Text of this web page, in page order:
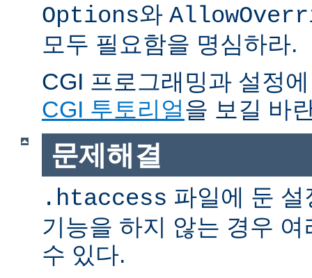
Options와
모두 필요함을 명심하라.
CGI 프로그래밍과 설정
CGI 투토리얼을 보길 바
문제해결
.htaccess 파일에 둔
기능을 하지 않는 경우
수 있다.